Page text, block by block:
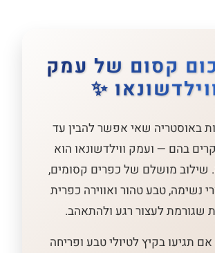
קסום של עמק
✨
באוסטריה שאי אפשר להבין עד
בהם — ועמק ווילדשונאו הוא
שילוב מושלם של כפרים קסומים,
נשימה, טבע טהור ואווירה כפרית
שגורמת לעצור רגע ולהתאהב.
תגיעו בקיץ לטיולי טבע ופריחה